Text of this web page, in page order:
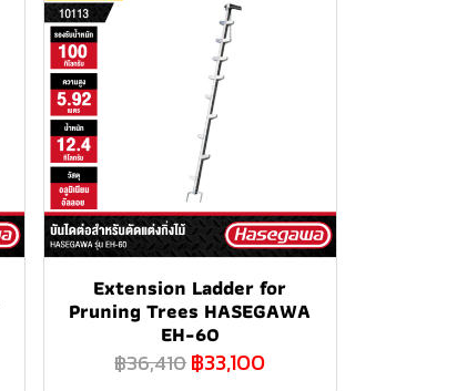
Extension Ladder for
Pruning Trees HASEGAWA
EH-60
฿36,410฿33,100